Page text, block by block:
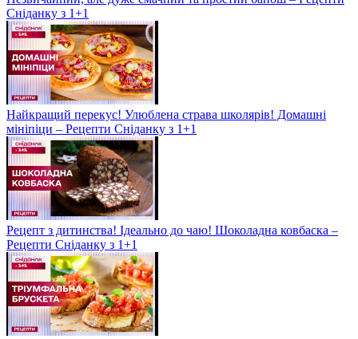
Сніданку з 1+1
Найкращий перекус! Улюблена страва школярів! Домашні
мініпіци – Рецепти Сніданку з 1+1
Рецепт з дитинства! Ідеально до чаю! Шоколадна ковбаска –
Рецепти Сніданку з 1+1